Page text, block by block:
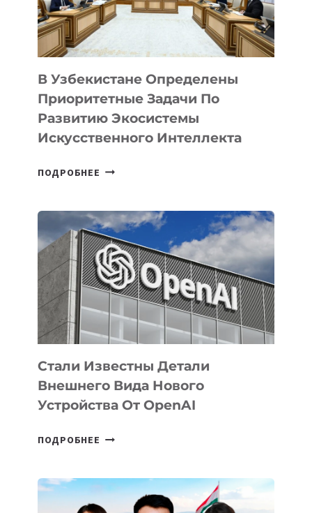
В Узбекистане Определены
Приоритетные Задачи По
Развитию Экосистемы
Искусственного Интеллекта
ПОДРОБНЕЕ В
ПРИОРИТЕТНЫЕ
ЗАДАЧИ
ПО
РАЗВИТИЮ
ЭКОСИСТЕМЫ
ИСКУССТВЕННОГО
ИНТЕЛЛЕКТА
Стали Известны Детали
Внешнего Вида Нового
Устройства От OpenAI
ПОДРОБНЕЕ СТАЛИ
ВНЕШНЕГО
ВИДА